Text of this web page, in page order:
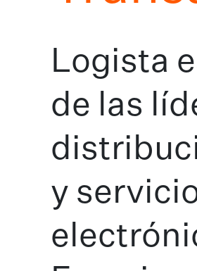
Logista
de las
y